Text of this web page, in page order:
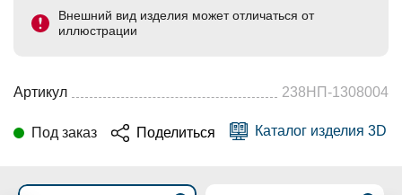
Внешний вид изделия может отличаться от
иллюстрации
Артикул 238НП-1308004
Под заказ Поделиться Каталог изделия 3D